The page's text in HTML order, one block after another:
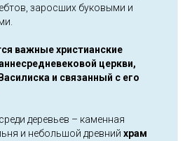
заросших буковыми и
важные христианские
церкви,
и связанный с его
деревьев – каменная
и небольшой древний храм